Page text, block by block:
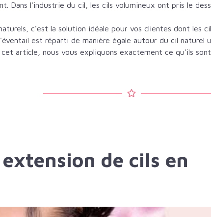
Dans l'industrie du cil, les cils volumineux ont pris le
c'est la solution idéale pour vos clientes dont les
est réparti de manière égale autour du cil
article, nous vous expliquons exactement ce qu'ils
de cils en